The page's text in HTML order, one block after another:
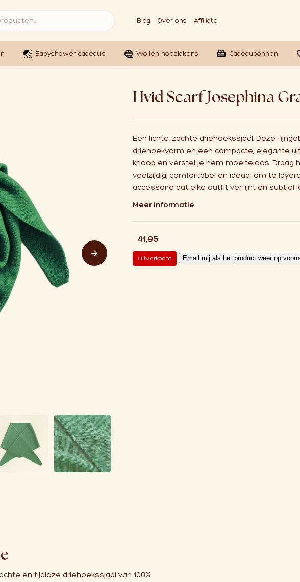
Blog
Over ons Affiliate
Babyshower cadeau’s Wollen hoeslakens Cadeaubonnen
Hvid Scarf Josephina
Een lichte, zachte driehoekssjaal. Deze
driehoekvorm en een compacte, elegante
knoop en verstel je hem moeiteloos. Draag
veelzijdig, comfortabel en ideaal om te
accessoire dat elke outfit verfijnt en subtiel
Meer informatie
€41,95
Uitverkocht Email mij als het product weer op
en tijdloze driehoekssjaal van 100%